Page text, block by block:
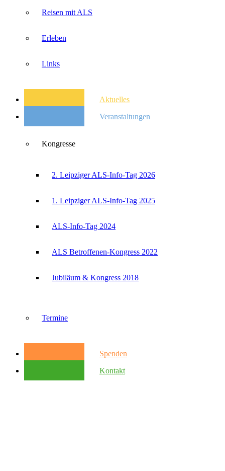
Reisen mit ALS
Erleben
Links
Aktuelles
Veranstaltungen
Kongresse
2. Leipziger ALS-Info-Tag 2026
1. Leipziger ALS-Info-Tag 2025
ALS-Info-Tag 2024
ALS Betroffenen-Kongress 2022
Jubiläum & Kongress 2018
Termine
Spenden
Kontakt